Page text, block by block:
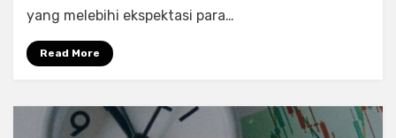
Tbk
yang melebihi ekspektasi para…
Read More